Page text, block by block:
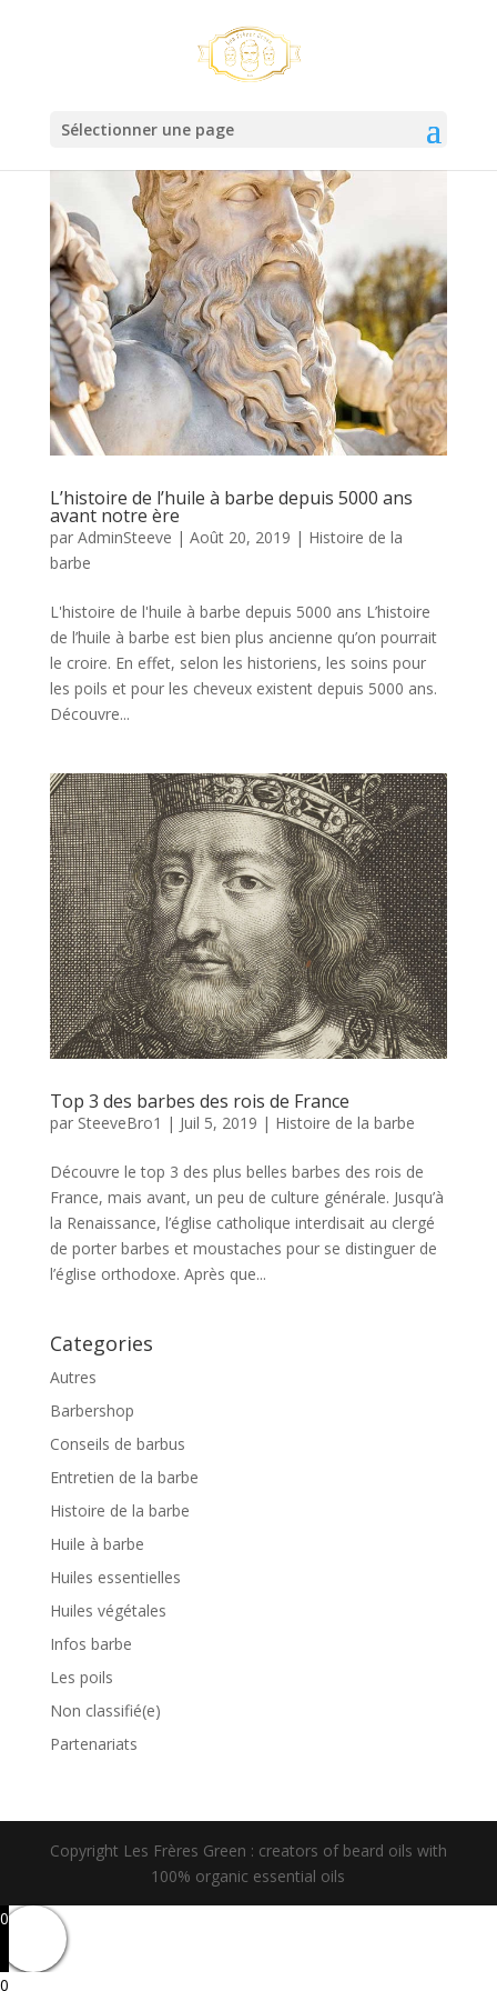
Sélectionner une page
L’histoire de l’huile à barbe depuis 5000 ans
avant notre ère
par AdminSteeve | Août 20, 2019 | Histoire de la
barbe
L'histoire de l'huile à barbe depuis 5000 ans L’histoire
de l’huile à barbe est bien plus ancienne qu’on pourrait
le croire. En effet, selon les historiens, les soins pour
les poils et pour les cheveux existent depuis 5000 ans.
Découvre...
Top 3 des barbes des rois de France
par SteeveBro1 | Juil 5, 2019 | Histoire de la barbe
Découvre le top 3 des plus belles barbes des rois de
France, mais avant, un peu de culture générale. Jusqu’à
la Renaissance, l’église catholique interdisait au clergé
de porter barbes et moustaches pour se distinguer de
l’église orthodoxe. Après que...
Categories
Autres
Barbershop
Conseils de barbus
Entretien de la barbe
Histoire de la barbe
Huile à barbe
Huiles essentielles
Huiles végétales
Infos barbe
Les poils
Non classifié(e)
Partenariats
Copyright Les Frères Green : creators of beard oils with
100% organic essential oils
0
0